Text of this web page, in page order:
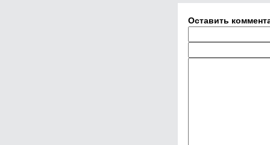
Оставить